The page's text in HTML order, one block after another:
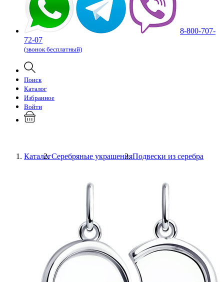
8-800-707-
72-07
(звонок бесплатный)
Поиск
Каталог
Избранное
Войти
КаталогСеребряные украшенияПодвески из серебра